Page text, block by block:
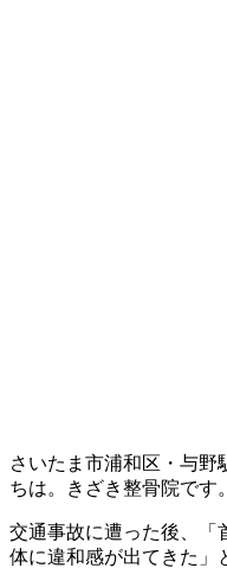
さいたま市浦和区・与野
ちは。きざき整骨院です。
交通事故に遭った後、「
体に違和感が出てきた」